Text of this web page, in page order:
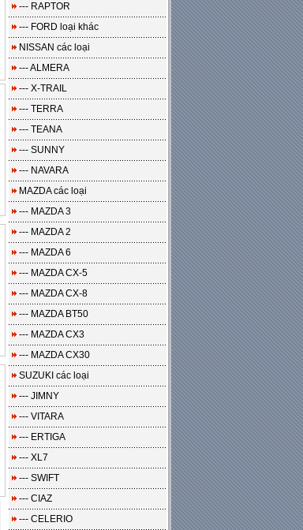
--- RAPTOR
--- FORD loại khác
NISSAN các loại
--- ALMERA
--- X-TRAIL
--- TERRA
--- TEANA
--- SUNNY
--- NAVARA
MAZDA các loại
--- MAZDA 3
--- MAZDA 2
--- MAZDA 6
--- MAZDA CX-5
--- MAZDA CX-8
--- MAZDA BT50
--- MAZDA CX3
--- MAZDA CX30
SUZUKI các loại
--- JIMNY
--- VITARA
--- ERTIGA
--- XL7
--- SWIFT
--- CIAZ
--- CELERIO